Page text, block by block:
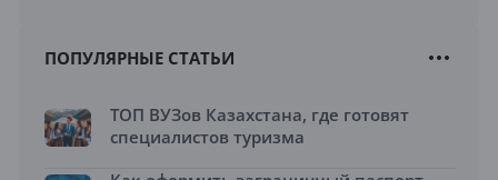
ПОПУЛЯРНЫЕ СТАТЬИ
ТОП ВУЗов Казахстана, где готовят
специалистов туризма